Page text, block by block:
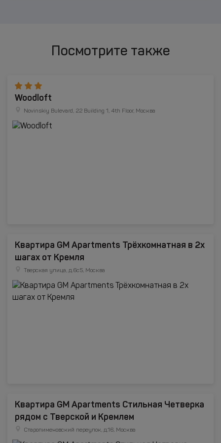
Посмотрите также
Woodloft
Novinskiy Bulevard, 22 Building 1, 4th Floor, Москва
Квартира GM Apartments Трёхкомнатная в 2х
шагах от Кремля
Тверская улица, д.6с5, Москва
Квартира GM Apartments Стильная Четверка
рядом с Тверской и Кремлем
Старопименовский переулок, д.16, Москва